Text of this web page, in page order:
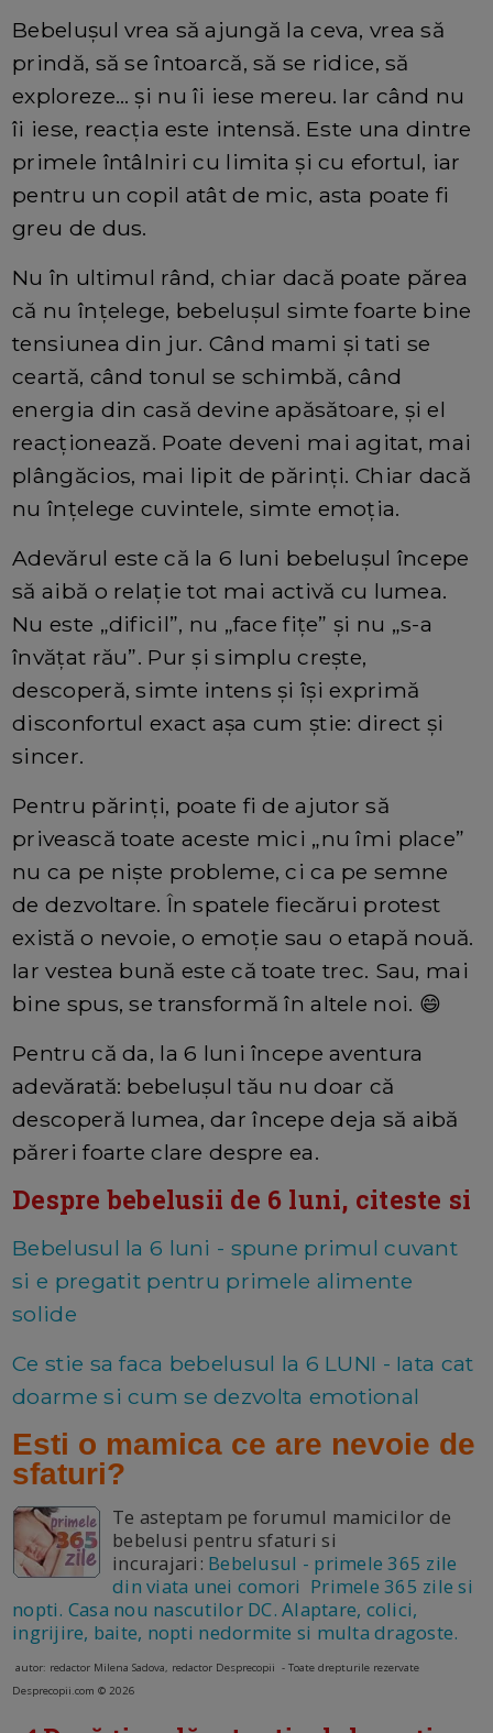
Bebelușul vrea să ajungă la ceva, vrea să
prindă, să se întoarcă, să se ridice, să
exploreze… și nu îi iese mereu. Iar când nu
îi iese, reacția este intensă. Este una dintre
primele întâlniri cu limita și cu efortul, iar
pentru un copil atât de mic, asta poate fi
greu de dus.
Nu în ultimul rând, chiar dacă poate părea
că nu înțelege, bebelușul simte foarte bine
tensiunea din jur. Când mami și tati se
ceartă, când tonul se schimbă, când
energia din casă devine apăsătoare, și el
reacționează. Poate deveni mai agitat, mai
plângăcios, mai lipit de părinți. Chiar dacă
nu înțelege cuvintele, simte emoția.
Adevărul este că la 6 luni bebelușul începe
să aibă o relație tot mai activă cu lumea.
Nu este „dificil”, nu „face fițe” și nu „s-a
învățat rău”. Pur și simplu crește,
descoperă, simte intens și își exprimă
disconfortul exact așa cum știe: direct și
sincer.
Pentru părinți, poate fi de ajutor să
privească toate aceste mici „nu îmi place”
nu ca pe niște probleme, ci ca pe semne
de dezvoltare. În spatele fiecărui protest
există o nevoie, o emoție sau o etapă nouă.
Iar vestea bună este că toate trec. Sau, mai
bine spus, se transformă în altele noi. 😄
Pentru că da, la 6 luni începe aventura
adevărată: bebelușul tău nu doar că
descoperă lumea, dar începe deja să aibă
păreri foarte clare despre ea.
Despre bebelusii de 6 luni, citeste si
Bebelusul la 6 luni - spune primul cuvant
si e pregatit pentru primele alimente
solide
Ce stie sa faca bebelusul la 6 LUNI - Iata cat
doarme si cum se dezvolta emotional
Esti o mamica ce are nevoie de
sfaturi?
Te asteptam pe forumul mamicilor de
bebelusi pentru sfaturi si
incurajari: Bebelusul - primele 365 zile
din viata unei comori Primele 365 zile si
nopti. Casa nou nascutilor DC. Alaptare, colici,
ingrijire, baite, nopti nedormite si multa dragoste.
autor: redactor Milena Sadova, redactor Desprecopii - Toate drepturile rezervate
Desprecopii.com © 2026